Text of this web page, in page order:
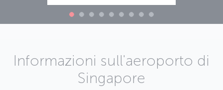
Informazioni sull'aeroporto di
Singapore